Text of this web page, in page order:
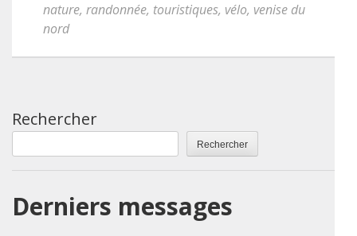
nature, randonnée, touristiques, vélo, venise du
nord
Rechercher
Rechercher
Derniers messages